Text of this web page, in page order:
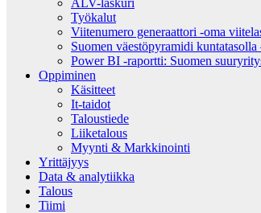
ALV-laskuri
Työkalut
Viitenumero generaattori -oma
Suomen väestöpyramidi
Power BI -raportti: Suomen
Oppiminen
Käsitteet
It-taidot
Taloustiede
Liiketalous
Myynti & Markkinointi
Yrittäjyys
Data & analytiikka
Talous
Tiimi